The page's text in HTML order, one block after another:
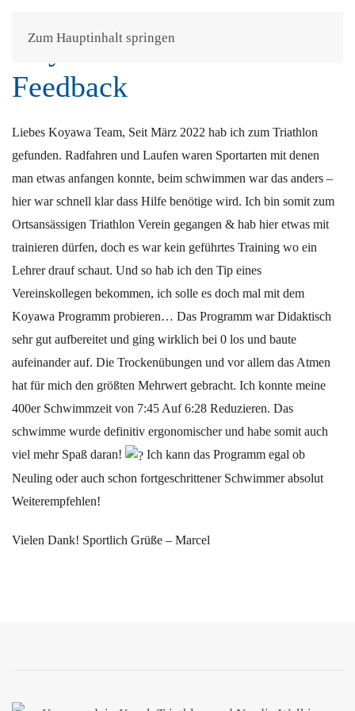
Zum Hauptinhalt springen
Koyawa Kraulkurs
Feedback
Liebes Koyawa Team, Seit März 2022 hab ich zum Triathlon
gefunden. Radfahren und Laufen waren Sportarten mit denen
man etwas anfangen konnte, beim schwimmen war das anders –
hier war schnell klar dass Hilfe benötige wird. Ich bin somit zum
Ortsansässigen Triathlon Verein gegangen & hab hier etwas mit
trainieren dürfen, doch es war kein geführtes Training wo ein
Lehrer drauf schaut. Und so hab ich den Tip eines
Vereinskollegen bekommen, ich solle es doch mal mit dem
Koyawa Programm probieren… Das Programm war Didaktisch
sehr gut aufbereitet und ging wirklich bei 0 los und baute
aufeinander auf. Die Trockenübungen und vor allem das Atmen
hat für mich den größten Mehrwert gebracht. Ich konnte meine
400er Schwimmzeit von 7:45 Auf 6:28 Reduzieren. Das
schwimme wurde definitiv ergonomischer und habe somit auch
viel mehr Spaß daran!
Ich kann das Programm egal ob
Neuling oder auch schon fortgeschrittener Schwimmer absolut
Weiterempfehlen!
Vielen Dank! Sportlich Grüße – Marcel